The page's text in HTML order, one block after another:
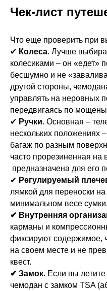
Чек-лист
Что еще проверить при
✔ Колеса. Лучше
колесиками – он «едет»
бесшумно и не
другой стороны,
управлять на неровных
передвигаясь по
✔ Ручки. Основная –
нескольких положениях
багаж по разным
часто прорезиненная на
предназначена для его
✔ Регулируемый
лямкой для переноски
минимальном весе сумки.
✔ Внутренняя
карманы и
фиксируют содержимое,
на своем месте и не
квест.
✔ Замок. Если вы
чемодан с замком TSA